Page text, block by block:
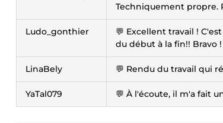
Techniquement propre.
Ludo_gonthier
💬 Excellent travail !
du début à la fin!! Bravo !
LinaBely 💬 Rendu du travail qui
YaTal079 💬 À l'écoute, il m'a fait